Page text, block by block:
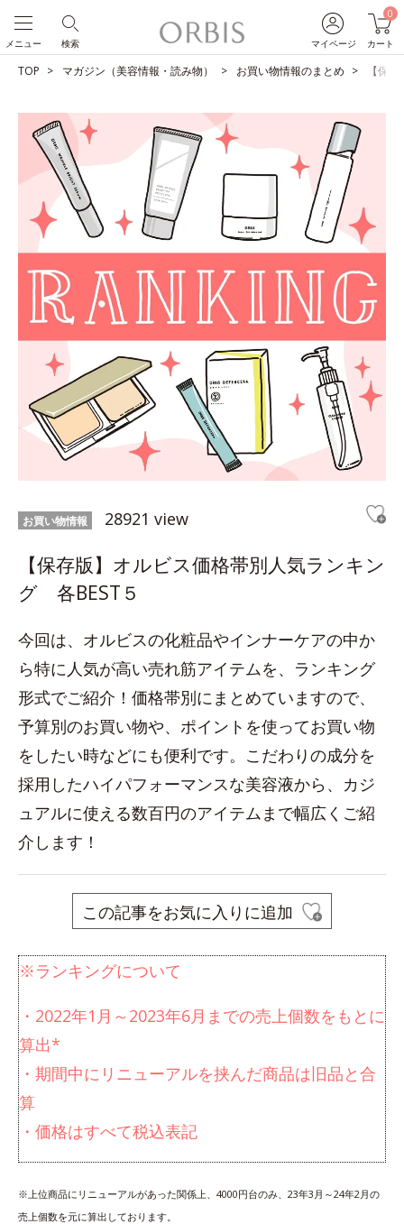
マイページ
0
カート
検索
メニュー
TOP マガジン（美容情報・読み物） お買い物情報のまとめ 【保
お買い物情報 28921 view
【保存版】オルビス価格帯別人気ランキン
グ 各BEST５
今回は、オルビスの化粧品やインナーケアの中か
ら特に人気が高い売れ筋アイテムを、ランキング
形式でご紹介！価格帯別にまとめていますので、
予算別のお買い物や、ポイントを使ってお買い物
をしたい時などにも便利です。こだわりの成分を
採用したハイパフォーマンスな美容液から、カジ
ュアルに使える数百円のアイテムまで幅広くご紹
介します！
この記事をお気に入りに追加
※ランキングについて
・2022年1月～2023年6月までの売上個数をもとに
算出*
・期間中にリニューアルを挟んだ商品は旧品と合
算
・価格はすべて税込表記
※上位商品にリニューアルがあった関係上、4000円台のみ、23年3月～24年2月の
売上個数を元に算出しております。